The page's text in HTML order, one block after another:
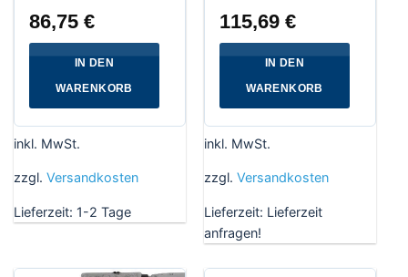
86,75€
IN DEN
WARENKORB
inkl. MwSt.
zzgl. Versandkosten
Lieferzeit: 1-2 Tage
115,69€
IN DEN
WARENKORB
inkl. MwSt.
zzgl. Versandkosten
Lieferzeit: Lieferzeit
anfragen!